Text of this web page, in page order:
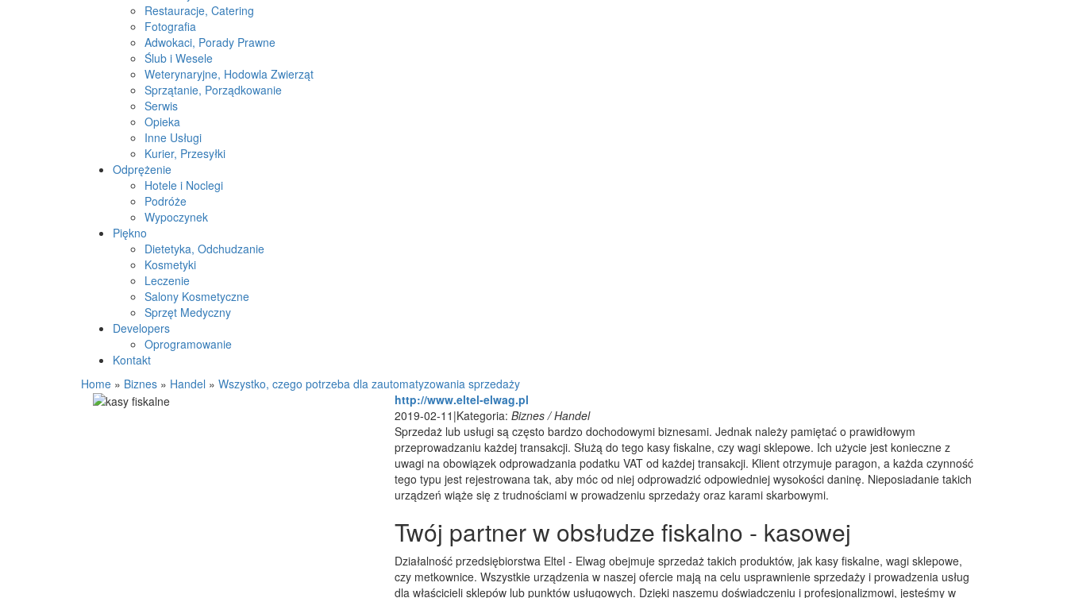
Restauracje, Catering
Fotografia
Adwokaci, Porady Prawne
Ślub i Wesele
Weterynaryjne, Hodowla Zwierząt
Sprzątanie, Porządkowanie
Serwis
Opieka
Inne Usługi
Kurier, Przesyłki
Odprężenie
Hotele i Noclegi
Podróże
Wypoczynek
Piękno
Dietetyka, Odchudzanie
Kosmetyki
Leczenie
Salony Kosmetyczne
Sprzęt Medyczny
Developers
Oprogramowanie
Kontakt
Home » Biznes » Handel » Wszystko, czego potrzeba dla zautomatyzowania sprzedaży
http://www.eltel-elwag.pl
2019-02-11 |Kategoria: Biznes / Handel
Sprzedaż lub usługi są często bardzo dochodowymi biznesami. Jednak należy pamiętać o prawidłowym
przeprowadzaniu każdej transakcji. Służą do tego kasy fiskalne, czy wagi sklepowe. Ich użycie jest konieczne z
uwagi na obowiązek odprowadzania podatku VAT od każdej transakcji. Klient otrzymuje paragon, a każda czynność
tego typu jest rejestrowana tak, aby móc od niej odprowadzić odpowiedniej wysokości daninę. Nieposiadanie takich
urządzeń wiąże się z trudnościami w prowadzeniu sprzedaży oraz karami skarbowymi.
Twój partner w obsłudze fiskalno - kasowej
Działalność przedsiębiorstwa Eltel - Elwag obejmuje sprzedaż takich produktów, jak kasy fiskalne, wagi sklepowe,
czy metkownice. Wszystkie urządzenia w naszej ofercie mają na celu usprawnienie sprzedaży i prowadzenia usług
dla właścicieli sklepów lub punktów usługowych. Dzięki naszemu doświadczeniu i profesjonalizmowi, jesteśmy w